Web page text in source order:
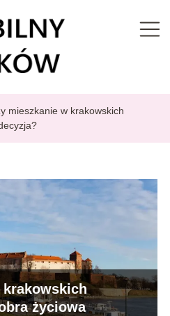
mieszkanie w krakowskich
krakowskich
życiowa